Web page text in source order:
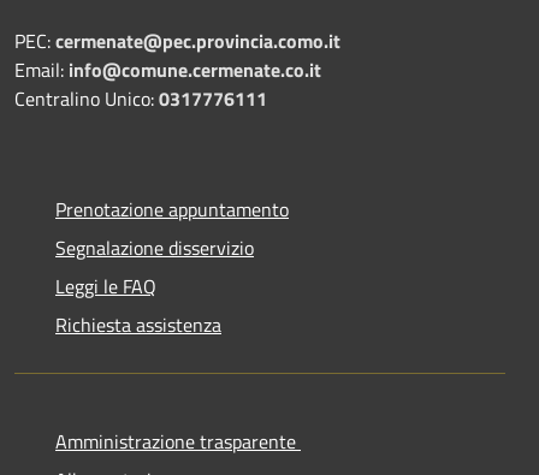
PEC:cermenate@pec.provincia.como.it
Email: info@comune.cermenate.co.it
Centralino Unico:0317776111
Prenotazione appuntamento
Segnalazione disservizio
Leggi le FAQ
Richiesta assistenza
Amministrazione trasparente